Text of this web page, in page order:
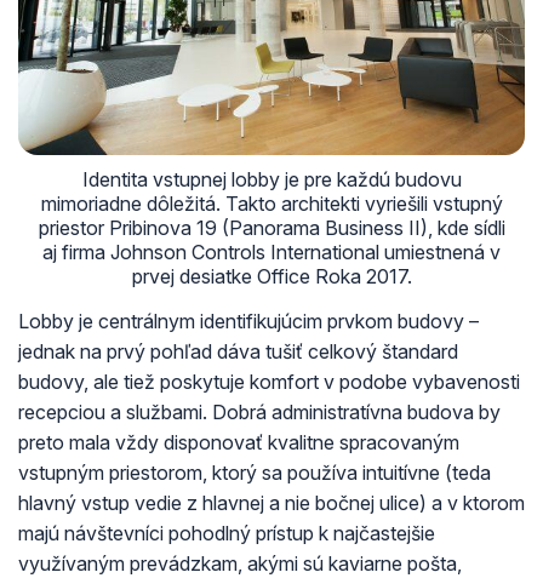
Identita vstupnej lobby je pre každú budovu
mimoriadne dôležitá. Takto architekti vyriešili vstupný
priestor Pribinova 19 (Panorama Business II), kde sídli
aj firma Johnson Controls International umiestnená v
prvej desiatke Office Roka 2017.
Lobby je centrálnym identifikujúcim prvkom budovy –
jednak na prvý pohľad dáva tušiť celkový štandard
budovy, ale tiež poskytuje komfort v podobe vybavenosti
recepciou a službami. Dobrá administratívna budova by
preto mala vždy disponovať kvalitne spracovaným
vstupným priestorom, ktorý sa používa intuitívne (teda
hlavný vstup vedie z hlavnej a nie bočnej ulice) a v ktorom
majú návštevníci pohodlný prístup k najčastejšie
využívaným prevádzkam, akými sú kaviarne pošta,